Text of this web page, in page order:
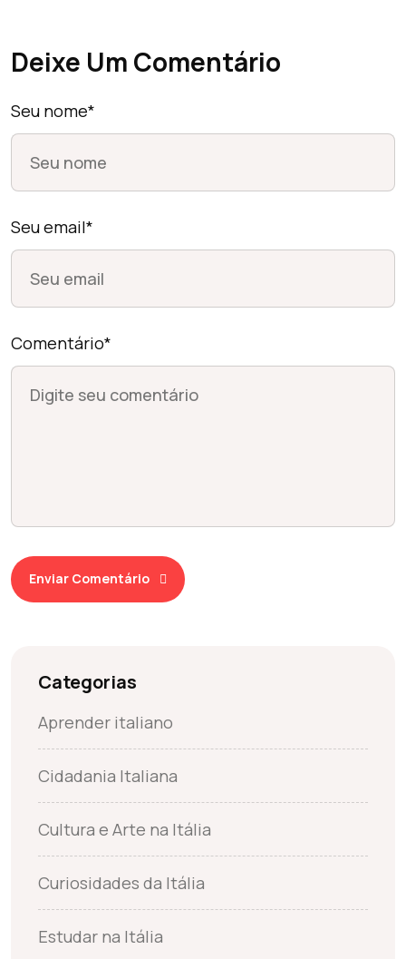
Deixe Um Comentário
Seu nome*
Seu email*
Comentário*
Enviar Comentário
Categorias
Aprender italiano
Cidadania Italiana
Cultura e Arte na Itália
Curiosidades da Itália
Estudar na Itália